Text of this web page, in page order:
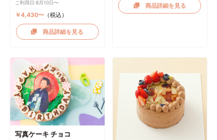
ご利用日:8月10日〜
￥4,430〜（税込）
商品詳細を見る
商品詳細を見る
写真ケーキ チョコ